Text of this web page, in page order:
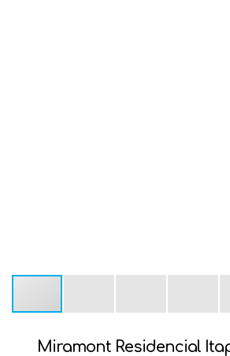
Miramont Residencial